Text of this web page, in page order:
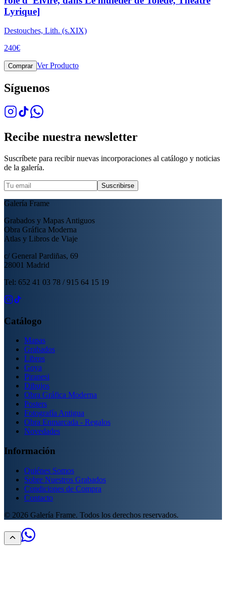
Lyrique]
Destouches, Lith. (s.XIX)
240€
Comprar Ver Producto
Síguenos
Recibe nuestra newsletter
Suscríbete para recibir nuevas incorporaciones al catálogo y noticias
de la galería.
Suscribirse
Galería Frame
Grabados y Mapas Antiguos
Obra Gráfica Moderna
Atlas y Libros de Viaje
c/ General Pardiñas, 69
28001 Madrid
Tel: 652 41 03 78 / 915 64 15 19
Catálogo
Mapas
Grabados
Libros
Goya
Piranesi
Dibujos
Obra Gráfica Moderna
Posters
Fotografía Antigua
Obra Enmarcada - Regalos
Novedades
Información
Quiénes Somos
Sobre Nuestros Grabados
Condiciones de Compra
Contacto
© 2026 Galería Frame. Todos los derechos reservados.